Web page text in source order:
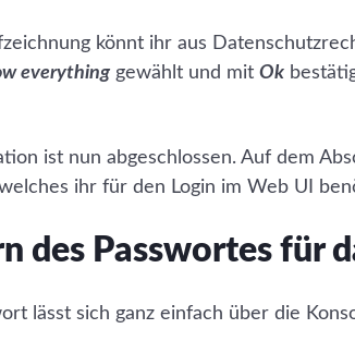
könnt ihr aus
everythinggewählt und mit Ok
ist nun abgeschlossen. Auf dem
ihr für den Login im Web UI
des Passwortes für
lässt sich ganz einfach über die